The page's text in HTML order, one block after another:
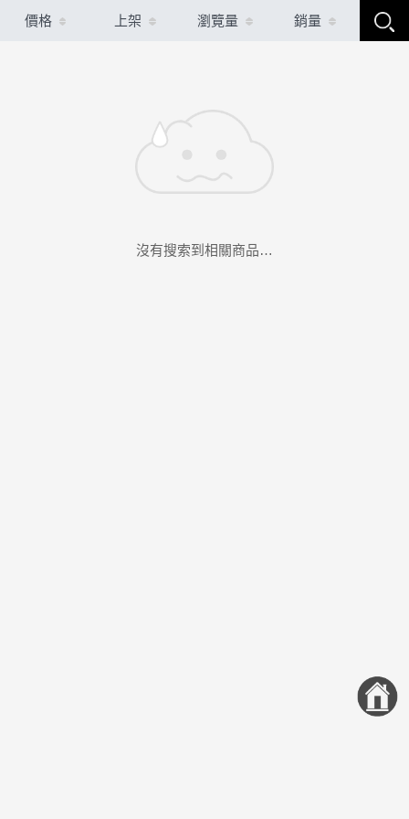
價格 上架 瀏覽量 銷量
沒有搜索到相關商品…